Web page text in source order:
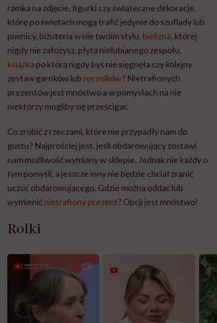
ramka na zdjęcie, figurki czy świąteczne dekoracje,
które po świętach mogą trafić jedynie do szuflady lub
piwnicy, biżuteria w nie twoim stylu, bielizna, której
nigdy nie założysz, płyta nielubianego zespołu,
książka po którą nigdy byś nie sięgnęła czy kolejny
zestaw garnków lub ręczników? Nietrafionych
prezentów jest mnóstwo a w pomysłach na nie
niektórzy mogliby się prześcigać.
Co zrobić z rzeczami, które nie przypadły nam do
gustu? Najprościej jest, jeśli obdarowujący zostawi
nam możliwość wymiany w sklepie. Jednak nie każdy o
tym pomyśli, a jeszcze inny nie będzie chciał zranić
uczuć obdarowującego. Gdzie można oddać lub
wymienićnietrafiony prezent? Opcji jest mnóstwo!
Rolki